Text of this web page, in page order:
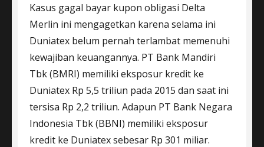
Kasus gagal bayar kupon obligasi Delta
Merlin ini mengagetkan karena selama ini
Duniatex belum pernah terlambat memenuhi
kewajiban keuangannya. PT Bank Mandiri
Tbk (BMRI) memiliki eksposur kredit ke
Duniatex Rp 5,5 triliun pada 2015 dan saat ini
tersisa Rp 2,2 triliun. Adapun PT Bank Negara
Indonesia Tbk (BBNI) memiliki eksposur
kredit ke Duniatex sebesar Rp 301 miliar.